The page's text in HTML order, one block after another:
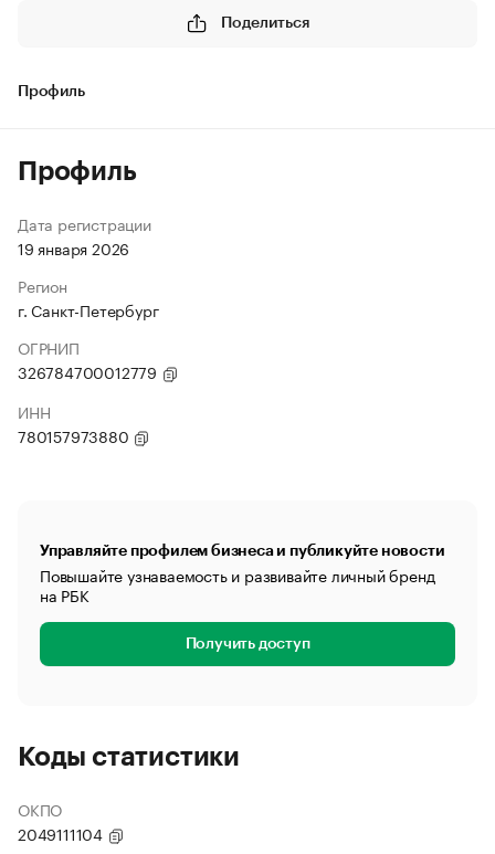
Поделиться
Профиль
Профиль
Дата регистрации
19 января 2026
Регион
г. Санкт-Петербург
ОГРНИП
326784700012779
ИНН
780157973880
Управляйте профилем бизнеса и публикуйте новости
Повышайте узнаваемость и развивайте личный бренд
на РБК
Получить доступ
Коды статистики
ОКПО
2049111104